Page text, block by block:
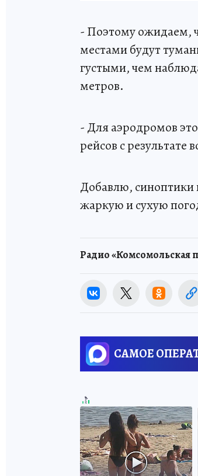
- Поэтому ожидаем,
местами будут
густыми, чем
метров.
- Для аэродромов
рейсов с результате
Добавлю, синоптики
жаркую и сухую
Радио «Комсомольская
САМОЕ